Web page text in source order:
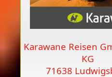
Karawane Reisen
KG
71638